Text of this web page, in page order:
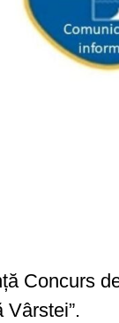
Concurs
Vârstei”.